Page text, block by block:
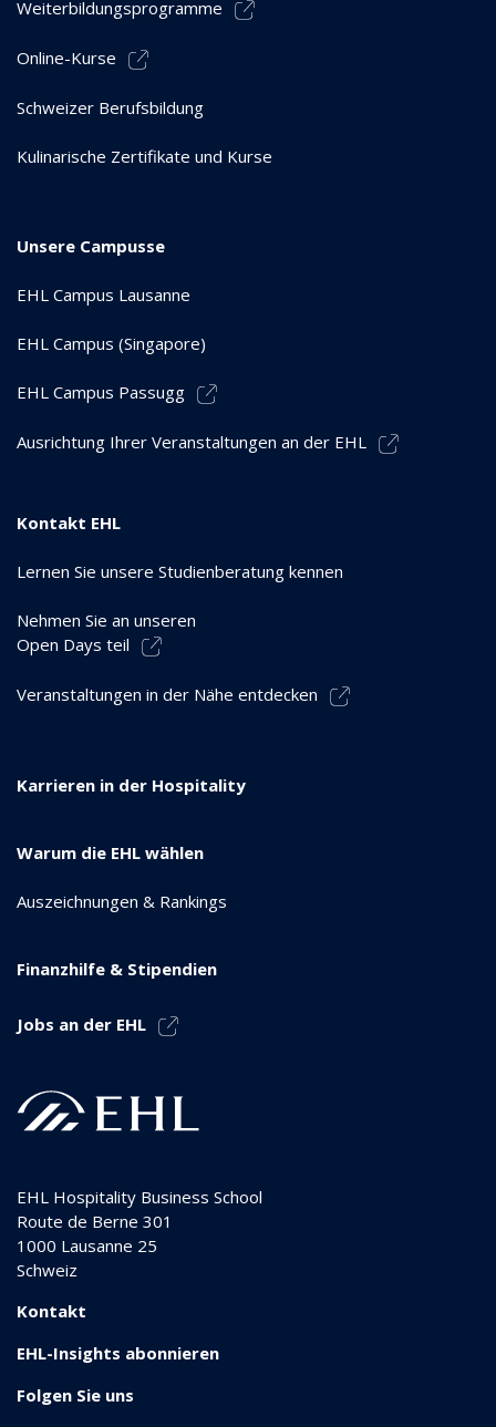
Weiterbildungsprogramme
Online-Kurse
Schweizer Berufsbildung
Kulinarische Zertifikate und Kurse
Unsere Campusse
EHL Campus Lausanne
EHL Campus (Singapore)
EHL Campus Passugg
Ausrichtung Ihrer Veranstaltungen an der EHL
Kontakt EHL
Lernen Sie unsere Studienberatung kennen
Nehmen Sie an unseren
Open Days teil
Veranstaltungen in der Nähe entdecken
Karrieren in der Hospitality
Warum die EHL wählen
Auszeichnungen & Rankings
Finanzhilfe & Stipendien
Jobs an der EHL
EHL Hospitality Business School
Route de Berne 301
1000 Lausanne 25
Schweiz
Kontakt
EHL-Insights abonnieren
Folgen Sie uns